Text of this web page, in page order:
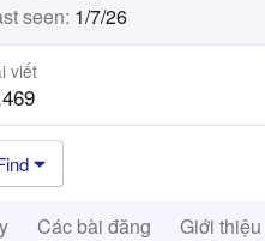
seen 1/7/26
viết
Các bài đăng Giới thiệu